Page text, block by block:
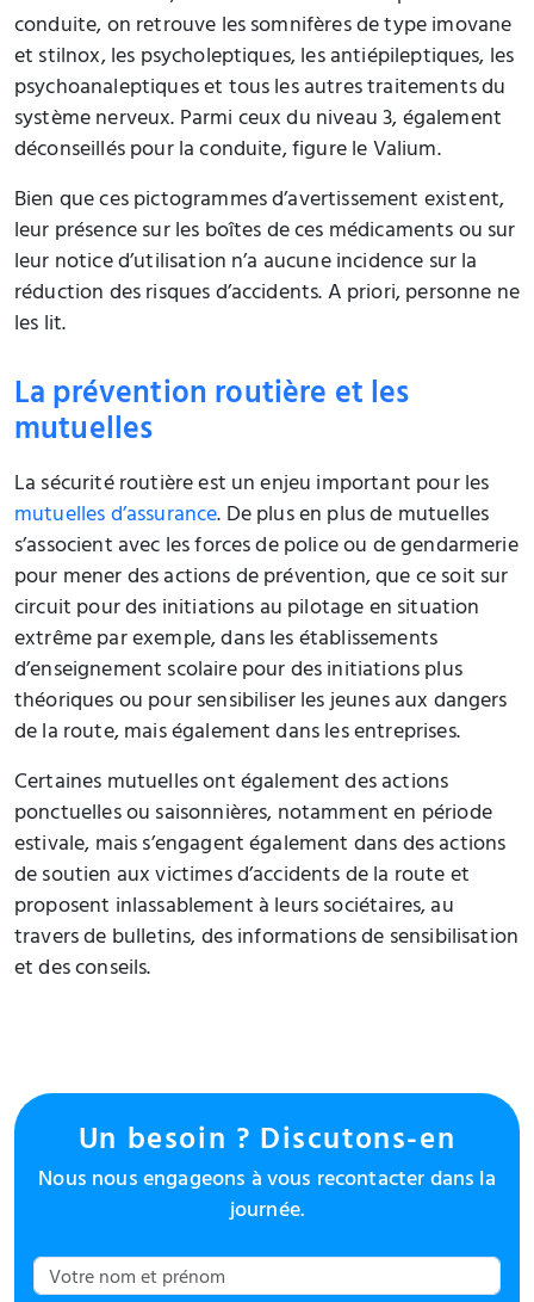
conduite, on retrouve les somnifères de type imovane
et stilnox, les psycholeptiques, les antiépileptiques, les
psychoanaleptiques et tous les autres traitements du
système nerveux. Parmi ceux du niveau 3, également
déconseillés pour la conduite, figure le Valium.
Bien que ces pictogrammes d’avertissement existent,
leur présence sur les boîtes de ces médicaments ou sur
leur notice d’utilisation n’a aucune incidence sur la
réduction des risques d’accidents. A priori, personne ne
les lit.
La prévention routière et les
mutuelles
La sécurité routière est un enjeu important pour les
mutuelles d’assurance. De plus en plus de mutuelles
s’associent avec les forces de police ou de gendarmerie
pour mener des actions de prévention, que ce soit sur
circuit pour des initiations au pilotage en situation
extrême par exemple, dans les établissements
d’enseignement scolaire pour des initiations plus
théoriques ou pour sensibiliser les jeunes aux dangers
de la route, mais également dans les entreprises.
Certaines mutuelles ont également des actions
ponctuelles ou saisonnières, notamment en période
estivale, mais s’engagent également dans des actions
de soutien aux victimes d’accidents de la route et
proposent inlassablement à leurs sociétaires, au
travers de bulletins, des informations de sensibilisation
et des conseils.
Un besoin ? Discutons-en
Nous nous engageons à vous recontacter dans la
journée.